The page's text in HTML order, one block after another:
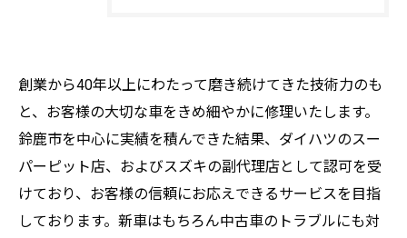
創業から40年以上にわたって磨き続けてきた技術力のも
と、お客様の大切な車をきめ細やかに修理いたします。
鈴鹿市を中心に実績を積んできた結果、ダイハツのスー
パーピット店、およびスズキの副代理店として認可を受
けており、お客様の信頼にお応えできるサービスを目指
しております。新車はもちろん中古車のトラブルにも対